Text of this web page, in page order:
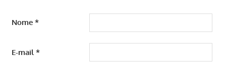
Nome *
E-mail *